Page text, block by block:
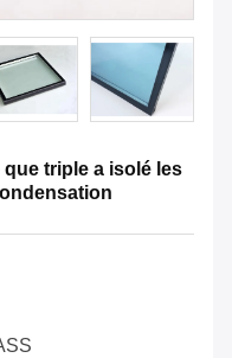
que triple a isolé les